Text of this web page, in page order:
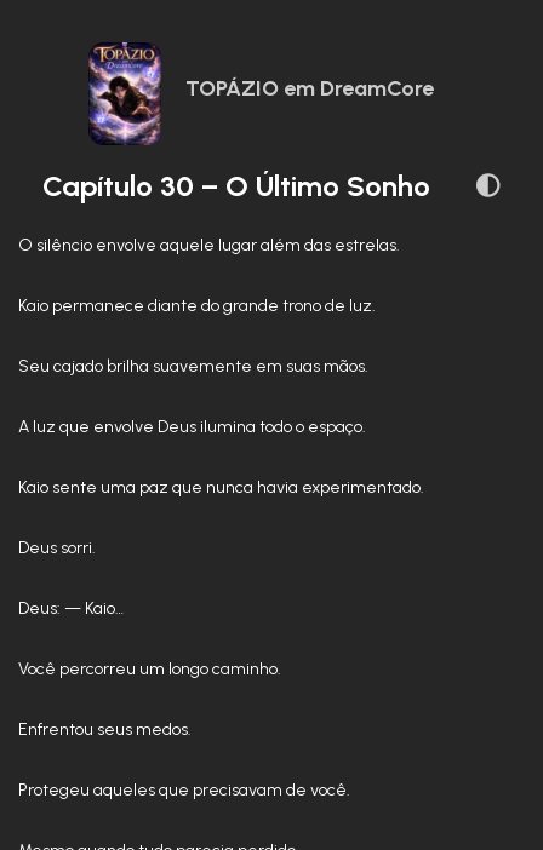
TOPÁZIO em DreamCore
Capítulo 30 – O Último Sonho
O silêncio envolve aquele lugar além das estrelas.
Kaio permanece diante do grande trono de luz.
Seu cajado brilha suavemente em suas mãos.
A luz que envolve Deus ilumina todo o espaço.
Kaio sente uma paz que nunca havia experimentado.
Deus sorri.
Deus: — Kaio…
Você percorreu um longo caminho.
Enfrentou seus medos.
Protegeu aqueles que precisavam de você.